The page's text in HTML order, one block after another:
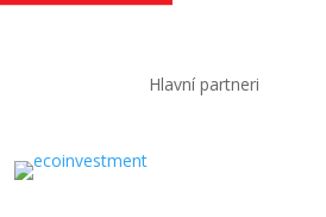
Hlavní partneri